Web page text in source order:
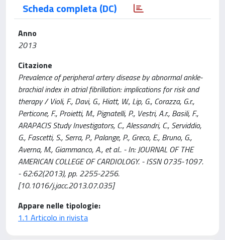
Scheda completa (DC)
Anno
2013
Citazione
Prevalence of peripheral artery disease by abnormal ankle-
brachial index in atrial fibrillation: implications for risk and
therapy / Violi, F., Davi, G., Hiatt, W., Lip, G., Corazza, G.r.,
Perticone, F., Proietti, M., Pignatelli, P., Vestri, A.r., Basili, F.,
ARAPACIS Study Investigators, C., Alessandri, C., Serviddio,
G., Fascetti, S., Serra, P., Palange, P., Greco, E., Bruno, G.,
Averna, M., Giammanco, A., et al.. - In: JOURNAL OF THE
AMERICAN COLLEGE OF CARDIOLOGY. - ISSN 0735-1097.
- 62:62(2013), pp. 2255-2256.
[10.1016/j.jacc.2013.07.035]
Appare nelle tipologie:
1.1 Articolo in rivista